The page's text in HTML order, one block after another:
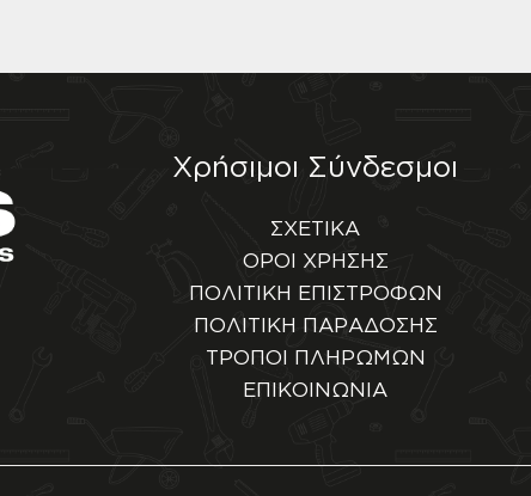
Χρήσιμοι Σύνδεσμοι
ΣΧΕΤΙΚΑ
ΟΡΟΙ ΧΡΗΣΗΣ
ΠΟΛΙΤΙΚΗ ΕΠΙΣΤΡΟΦΩΝ
ΠΟΛΙΤΙΚΗ ΠΑΡΑΔΟΣΗΣ
ΤΡΟΠΟΙ ΠΛΗΡΩΜΩΝ
ΕΠΙΚΟΙΝΩΝΙΑ